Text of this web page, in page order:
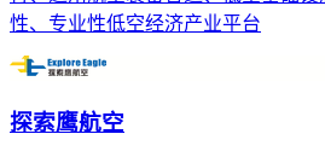
性、专业性低空经济产业平台
探索鹰航空